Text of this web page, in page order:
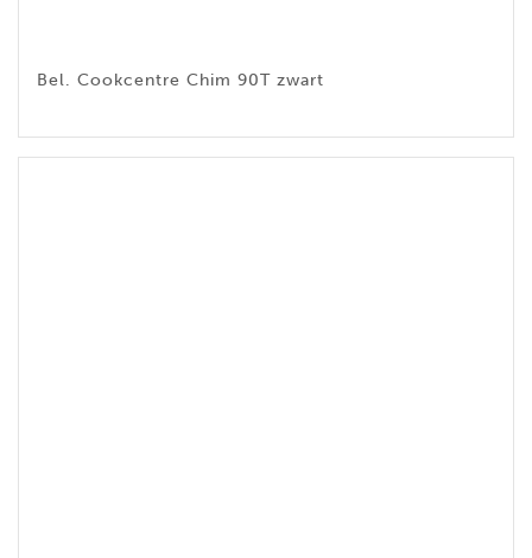
Bel. Cookcentre Chim 90T zwart